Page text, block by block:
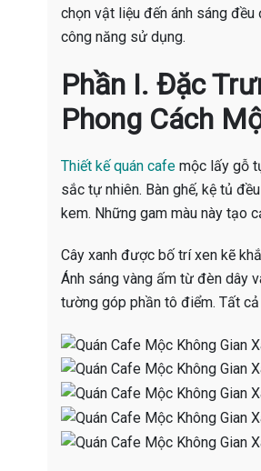
chọn vật liệu đến ánh sáng
công năng sử dụng.
Phần I. Đặc
Phong Cách
Thiết kế quán cafe mộc lấy gỗ
sắc tự nhiên. Bàn ghế, kệ tủ
kem. Những gam màu này tạo
Cây xanh được bố trí xen kẽ
Ánh sáng vàng ấm từ đèn dây
tường góp phần tô điểm. Tất